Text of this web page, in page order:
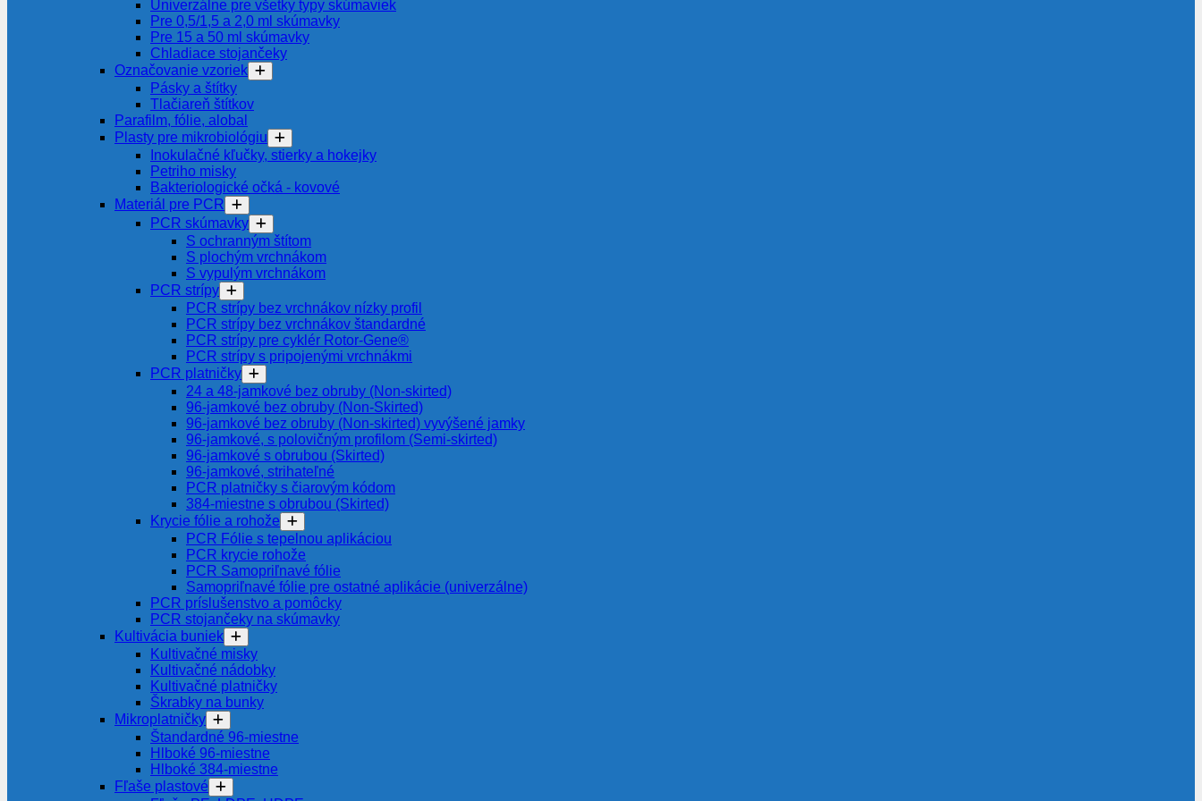
Univerzálne pre všetky typy skúmaviek
Pre 0,5/1,5 a 2,0 ml skúmavky
Pre 15 a 50 ml skúmavky
Chladiace stojančeky
Označovanie vzoriek
Pásky a štítky
Tlačiareň štítkov
Parafilm, fólie, alobal
Plasty pre mikrobiológiu
Inokulačné kľučky, stierky a hokejky
Petriho misky
Bakteriologické očká - kovové
Materiál pre PCR
PCR skúmavky
S ochranným štítom
S plochým vrchnákom
S vypulým vrchnákom
PCR strípy
PCR strípy bez vrchnákov nízky profil
PCR strípy bez vrchnákov štandardné
PCR strípy pre cyklér Rotor-Gene®
PCR strípy s pripojenými vrchnákmi
PCR platničky
24 a 48-jamkové bez obruby (Non-skirted)
96-jamkové bez obruby (Non-Skirted)
96-jamkové bez obruby (Non-skirted) vyvýšené jamky
96-jamkové, s polovičným profilom (Semi-skirted)
96-jamkové s obrubou (Skirted)
96-jamkové, strihateľné
PCR platničky s čiarovým kódom
384-miestne s obrubou (Skirted)
Krycie fólie a rohože
PCR Fólie s tepelnou aplikáciou
PCR krycie rohože
PCR Samopriľnavé fólie
Samopriľnavé fólie pre ostatné aplikácie (univerzálne)
PCR príslušenstvo a pomôcky
PCR stojančeky na skúmavky
Kultivácia buniek
Kultivačné misky
Kultivačné nádobky
Kultivačné platničky
Škrabky na bunky
Mikroplatničky
Štandardné 96-miestne
Hlboké 96-miestne
Hlboké 384-miestne
Fľaše plastové